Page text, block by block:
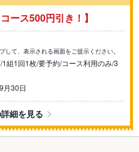
ース500円引き！】
して、表示される画面をご提示ください。
組1回1枚/要予約/コース利用のみ/3
月30日
細を見る